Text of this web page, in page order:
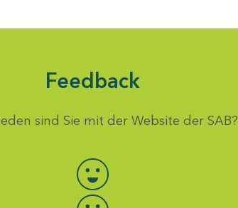
Feedback
sind Sie mit der Website der SAB?
Bewertung auswählen